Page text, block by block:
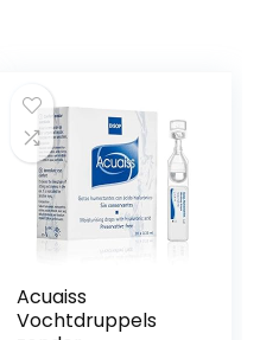
Acuaiss
Vochtdruppels